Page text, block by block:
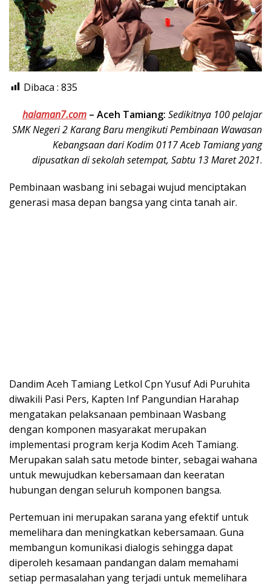
Dibaca : 835
halaman7.com – Aceh Tamiang: Sedikitnya 100 pelajar
SMK Negeri 2 Karang Baru mengikuti Pembinaan Wawasan
Kebangsaan dari Kodim 0117 Aceb Tamiang yang
dipusatkan di sekolah setempat, Sabtu 13 Maret 2021.
Pembinaan wasbang ini sebagai wujud menciptakan
generasi masa depan bangsa yang cinta tanah air.
Dandim Aceh Tamiang Letkol Cpn Yusuf Adi Puruhita
diwakili Pasi Pers, Kapten Inf Pangundian Harahap
mengatakan pelaksanaan pembinaan Wasbang
dengan komponen masyarakat merupakan
implementasi program kerja Kodim Aceh Tamiang.
Merupakan salah satu metode binter, sebagai wahana
untuk mewujudkan kebersamaan dan keeratan
hubungan dengan seluruh komponen bangsa.
Pertemuan ini merupakan sarana yang efektif untuk
memelihara dan meningkatkan kebersamaan. Guna
membangun komunikasi dialogis sehingga dapat
diperoleh kesamaan pandangan dalam memahami
setiap permasalahan yang terjadi untuk memelihara